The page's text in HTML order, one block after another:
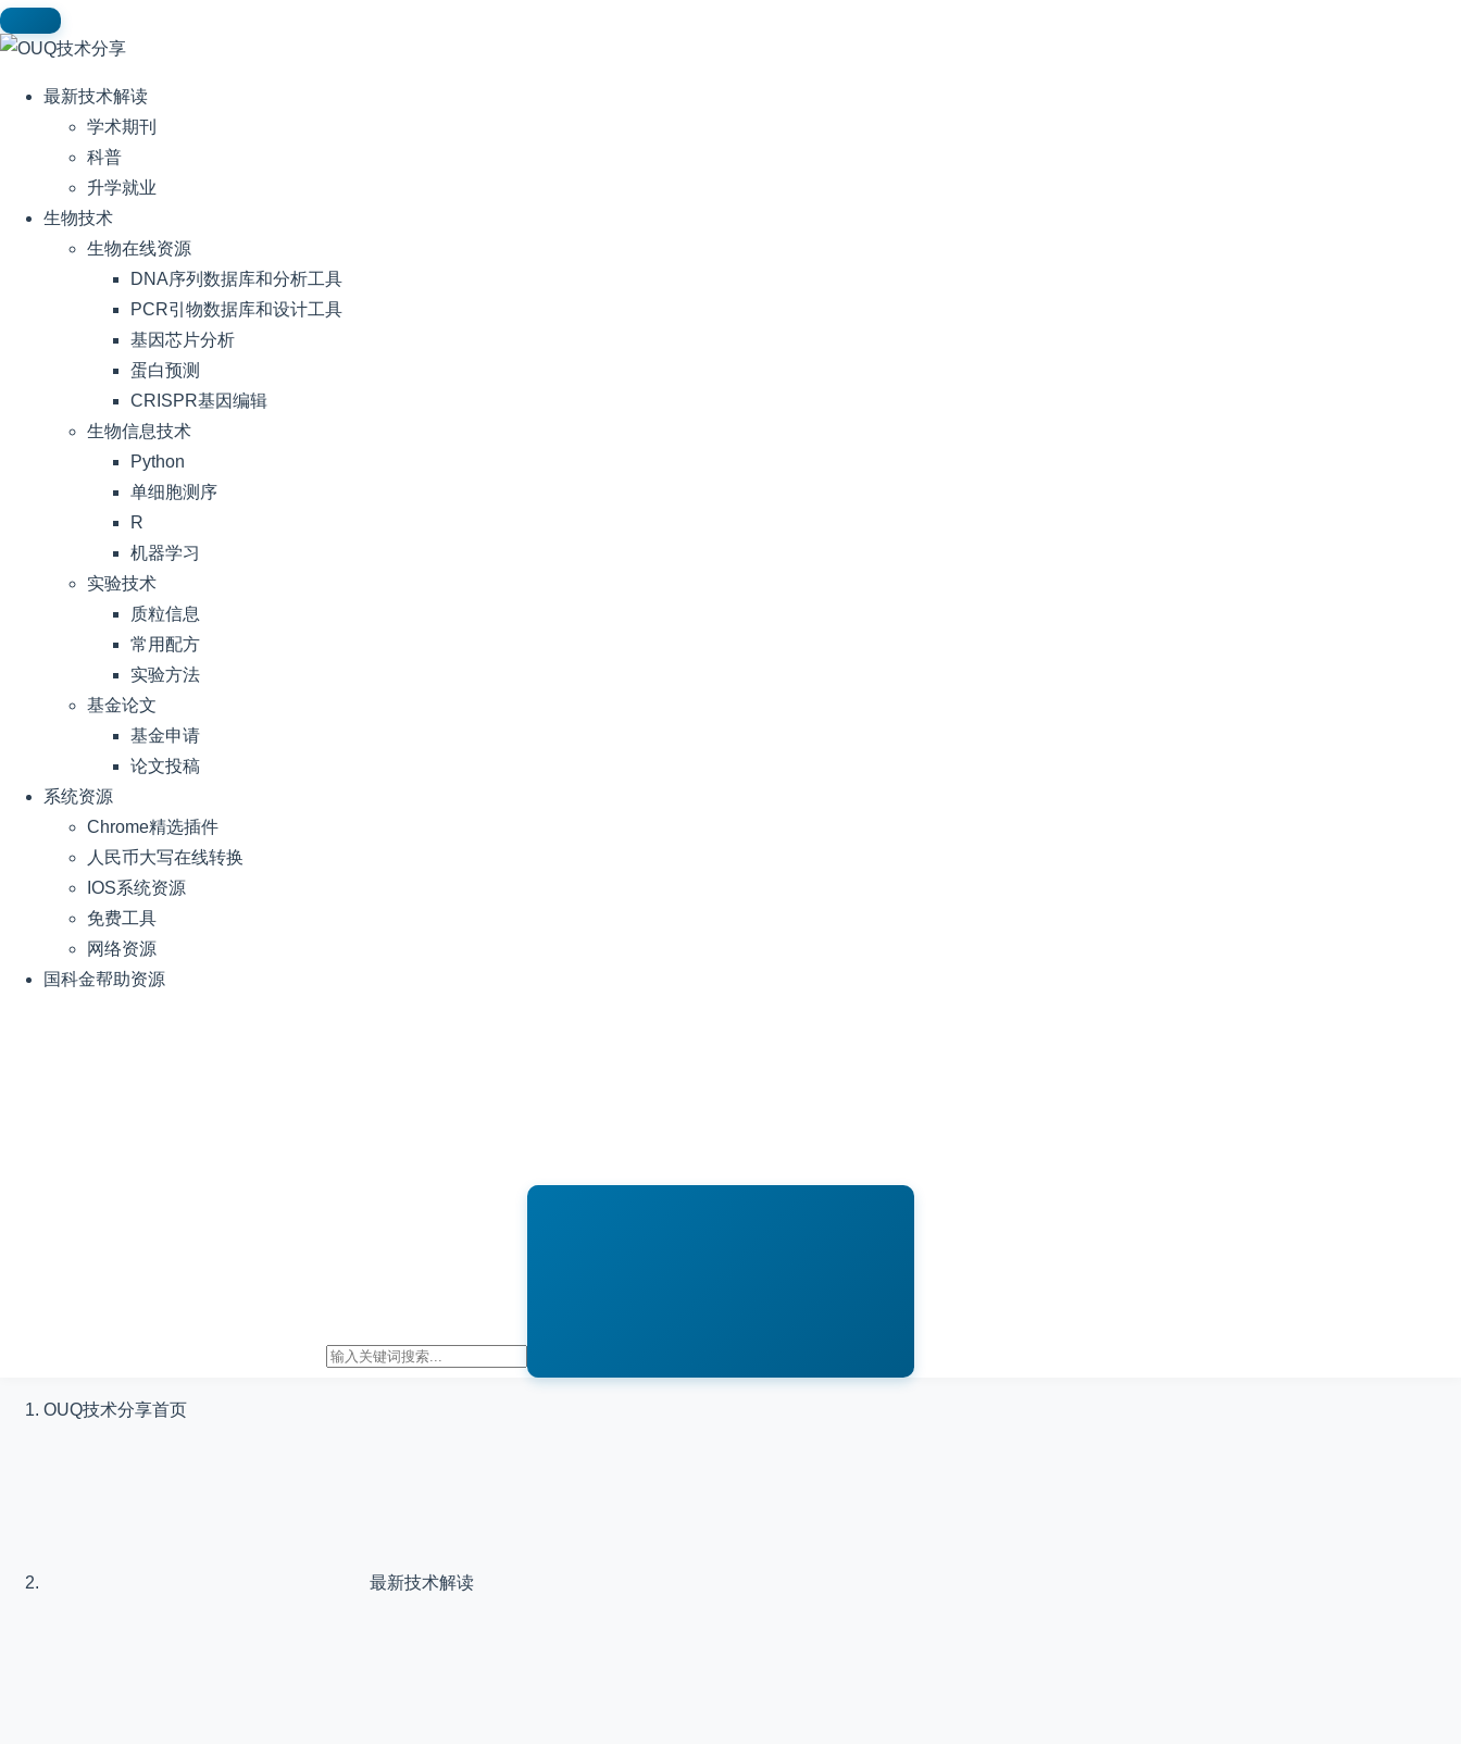
最新技术解读
学术期刊
科普
升学就业
生物技术
生物在线资源
DNA序列数据库和分析工具
PCR引物数据库和设计工具
基因芯片分析
蛋白预测
CRISPR基因编辑
生物信息技术
Python
单细胞测序
R
机器学习
实验技术
质粒信息
常用配方
实验方法
基金论文
基金申请
论文投稿
系统资源
Chrome精选插件
人民币大写在线转换
IOS系统资源
免费工具
网络资源
国科金帮助资源
OUQ技术分享首页
最新技术解读